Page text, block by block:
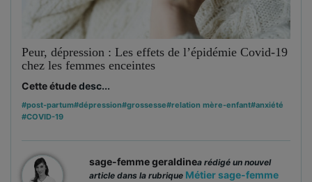
Peur, dépression : Les effets de l’épidémie Covid-19
chez les femmes enceintes
Cetteétudedesc...
#post-partum#dépression#grossesse#relation mère-enfant#anxiété
#COVID-19
sage-femme geraldinea rédigé un nouvel
article dans la rubrique Métier sage-femme